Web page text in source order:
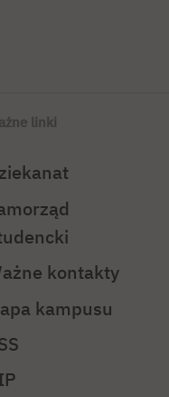
linki
kontakty
kampusu